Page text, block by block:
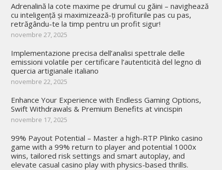
Adrenalină la cote maxime pe drumul cu găini – navighează
cu inteligență și maximizează-ți profiturile pas cu pas,
retrăgându-te la timp pentru un profit sigur!
novembre 27, 2025
Implementazione precisa dell’analisi spettrale delle
emissioni volatile per certificare l’autenticità del legno di
quercia artigianale italiano
novembre 22, 2025
Enhance Your Experience with Endless Gaming Options,
Swift Withdrawals & Premium Benefits at vincispin
novembre 17, 2025
99% Payout Potential – Master a high-RTP Plinko casino
game with a 99% return to player and potential 1000x
wins, tailored risk settings and smart autoplay, and
elevate casual casino play with physics-based thrills.